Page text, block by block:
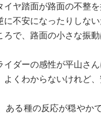
ヤ踏面が路面の不整
不安になったりしな
で、路面の小さな振
イダーの感性が平山さ
くわからないけれど
ある種の反応が穏やか